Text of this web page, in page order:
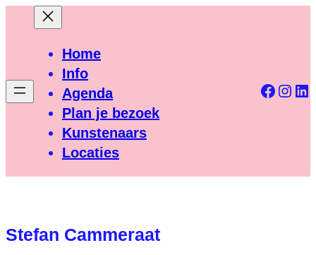
Home
Info
Agenda
Plan je bezoek
Kunstenaars
Locaties
Stefan Cammeraat